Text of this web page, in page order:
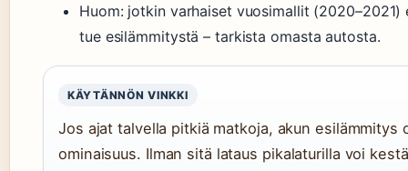
Huom: jotkin varhaiset vuosimallit
tue esilämmitystä – tarkista omasta autosta.
KÄYTÄNNÖN VINKKI
Jos ajat talvella pitkiä matkoja, akun esilämmitys
ominaisuus. Ilman sitä lataus pikalaturilla voi